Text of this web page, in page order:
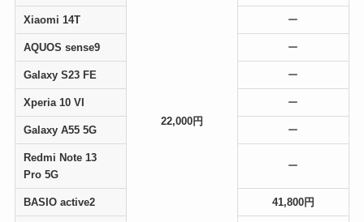
22,000円
Xiaomi 14T ー
AQUOS sense9 ー
Galaxy S23 FE ー
Xperia 10 VI ー
Galaxy A55 5G ー
Redmi Note 13
Pro 5G
ー
BASIO active2 41,800円